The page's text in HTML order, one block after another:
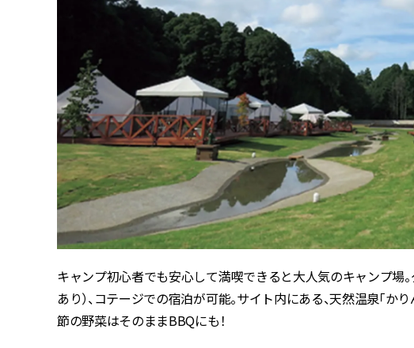
キャンプ初心者でも安心して満喫できると大人気のキャンプ場
あり）、コテージでの宿泊が可能。サイト内にある、天然温泉「
節の野菜はそのままBBQにも！
朝の
い！
電」